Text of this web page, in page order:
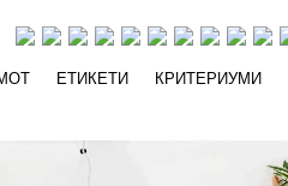
ЕТИКЕТИ КРИТЕРИУМИ